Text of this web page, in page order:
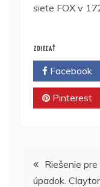
siete FOX v
ZDIEĽAŤ
Facebook
Pinterest
Navigácia
Riešenie
úpadok.